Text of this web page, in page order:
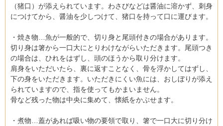
（猪口）が添えられています。わさびなどは醤油に溶かず、刺身
につけてから、醤油を少しつけて、猪口を持って口に運びます。
・焼き物…魚が一般的で、切り身と尾頭付きの場合があります。
切り身は箸から一口大にとりわけながらいただきます。尾頭つき
の場合は、ひれをはずし、頭のほうから取り分けます。
肩身をいただいたら、裏に返すことなく、骨を浮かしてはずし、
下の身をいただきます。いただきにくい魚には、おしぼりが添え
られていますので、指を使ってもかまいません。
骨など残った物は中央に集めて、懐紙をかぶせます。
・煮物…蓋があれば吸い物の要領で取り、箸で一口大に切り分け